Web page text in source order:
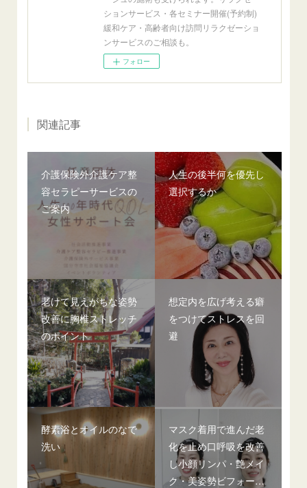
ションサービス・各セミナー開催(予約制)
緩和ケア・高齢者向け訪問リラクゼーショ
ンサービスのご相談も。
フォロー
関連記事
介護保険外介護ケア整
容セラピーサービスの
ご案内
人生の後半何を優先し
選択するか
老けて見えがちな姿勢
改善に胸椎ストレッチ
のポイント
想定内を広げ考える癖
をつけてストレスを回
避
酵素浴とオイルのなで
洗い
マスク着用で進んだ老
化を止め口呼吸を改善
し小顔リンパ・艶メイ
ク・美姿勢ビフォー…